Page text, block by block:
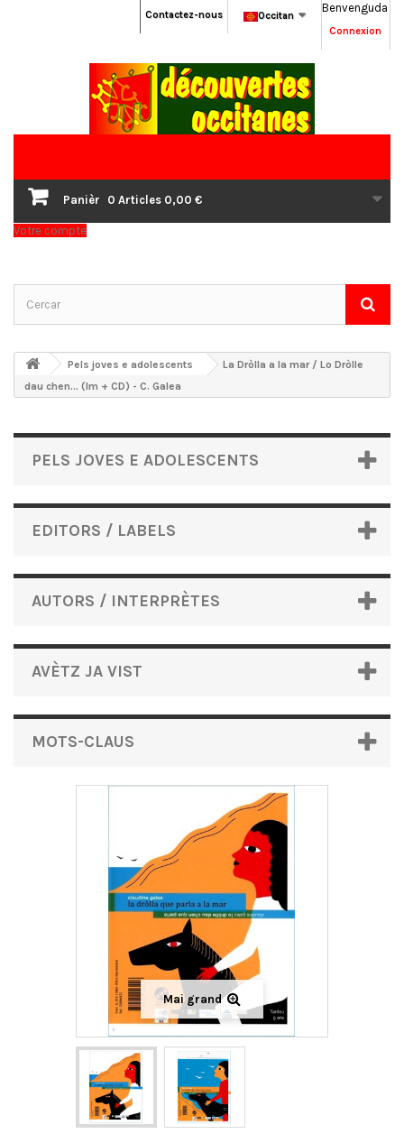
Benvenguda
Connexion
Occitan
Contactez-nous
Panièr 0 Articles 0,00 €
Votre compte
Pels joves e adolescents
La Dròlla a la mar / Lo Dròlle
dau chen... (lm + CD) - C. Galea
PELS JOVES E ADOLESCENTS
EDITORS / LABELS
AUTORS / INTERPRÈTES
AVÈTZ JA VIST
MOTS-CLAUS
Mai grand